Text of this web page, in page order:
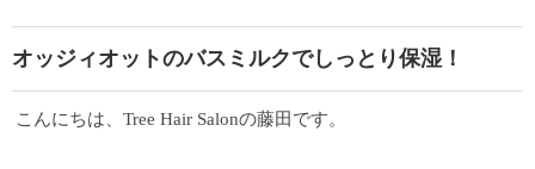
オッジィオットのバスミルクでしっとり保湿！
こんにちは、Tree Hair Salonの藤田です。